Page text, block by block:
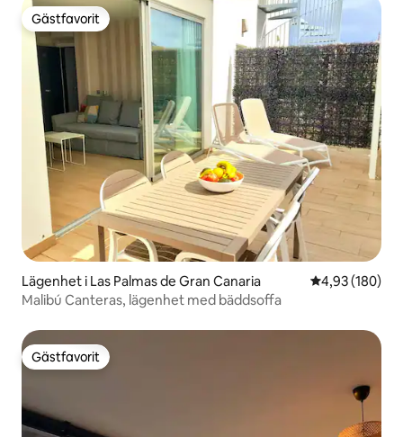
Gästfavorit
Gästfavorit
Lägenhet i Las Palmas de Gran Canaria 4,93 av 5 i
4,93 (180)
Malibú Canteras, lägenhet med bäddsoffa
Gästfavorit
Gästfavorit